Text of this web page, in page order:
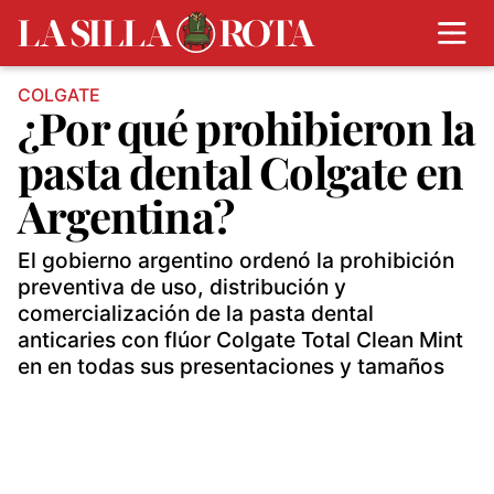
COLGATE
¿Por qué prohibieron la
pasta dental Colgate en
Argentina?
El gobierno argentino ordenó la prohibición
preventiva de uso, distribución y
comercialización de la pasta dental
anticaries con flúor Colgate Total Clean Mint
en en todas sus presentaciones y tamaños